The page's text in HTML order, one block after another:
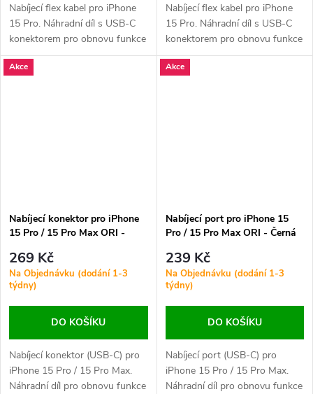
Nabíjecí flex kabel pro iPhone
15 Pro. Náhradní díl s USB-C
konektorem pro obnovu funkce
nabíjení a přenosu dat. Vhodný
při poškození konektoru,
Nabíjecí flex kabel pro iPhone
15 Pro. Náhradní díl s USB-C
konektorem pro obnovu funkce
nabíjení, datového přenosu a
připojení k příslušenství. Ideální
Akce
Nabíjecí konektor pro iPhone
15 Pro / 15 Pro Max ORI -
269 Kč
Na Objednávku (dodání 1-3
týdny)
DO KOŠÍKU
Nabíjecí konektor (USB-C) pro
iPhone 15 Pro / 15 Pro Max.
Náhradní díl pro obnovu funkce
Akce
Nabíjecí port pro iPhone 15
Pro / 15 Pro Max ORI - Černá
239 Kč
Na Objednávku (dodání 1-3
týdny)
DO KOŠÍKU
Nabíjecí port (USB-C) pro
iPhone 15 Pro / 15 Pro Max.
Náhradní díl pro obnovu funkce